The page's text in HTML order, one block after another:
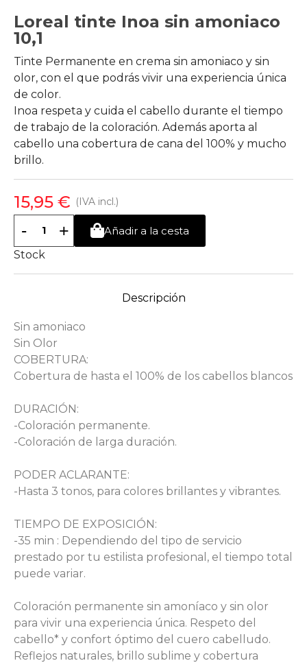
Loreal tinte Inoa sin amoniaco
10,1
Tinte Permanente en crema sin amoniaco y sin
olor, con el que podrás vivir una experiencia única
de color.
Inoa respeta y cuida el cabello durante el tiempo
de trabajo de la coloración. Además aporta al
cabello una cobertura de cana del 100% y mucho
brillo.
15,95 € (IVA incl.)
- +
Añadir a la cesta
Stock
Descripción
Sin amoniaco
Sin Olor
COBERTURA:
Cobertura de hasta el 100% de los cabellos blancos
DURACIÓN:
-Coloración permanente.
-Coloración de larga duración.
PODER ACLARANTE:
-Hasta 3 tonos, para colores brillantes y vibrantes.
TIEMPO DE EXPOSICIÓN:
-35 min : Dependiendo del tipo de servicio
prestado por tu estilista profesional, el tiempo total
puede variar.
Coloración permanente sin amoníaco y sin olor
para vivir una experiencia única. Respeto del
cabello* y confort óptimo del cuero cabelludo.
Reflejos naturales, brillo sublime y cobertura